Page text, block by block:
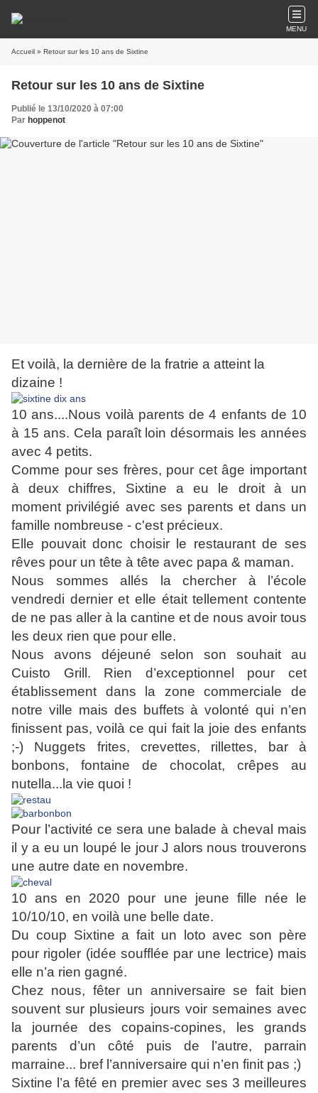
MENU
Accueil » Retour sur les 10 ans de Sixtine
Retour sur les 10 ans de Sixtine
Publié le 13/10/2020 à 07:00
Par hoppenot
Et voilà, la dernière de la fratrie a atteint la
dizaine !
10 ans....Nous voilà parents de 4 enfants de 10
à 15 ans. Cela paraît loin désormais les années
avec 4 petits.
Comme pour ses frères, pour cet âge important
à deux chiffres, Sixtine a eu le droit à un
moment privilégié avec ses parents et dans un
famille nombreuse - c'est précieux.
Elle pouvait donc choisir le restaurant de ses
rêves pour un tête à tête avec papa & maman.
Nous sommes allés la chercher à l’école
vendredi dernier et elle était tellement contente
de ne pas aller à la cantine et de nous avoir tous
les deux rien que pour elle.
Nous avons déjeuné selon son souhait au
Cuisto Grill. Rien d’exceptionnel pour cet
établissement dans la zone commerciale de
notre ville mais des buffets à volonté qui n’en
finissent pas, voilà ce qui fait la joie des enfants
;-) Nuggets frites, crevettes, rillettes, bar à
bonbons, fontaine de chocolat, crêpes au
nutella...la vie quoi !
Pour l’activité ce sera une balade à cheval mais
il y a eu un loupé le jour J alors nous trouverons
une autre date en novembre.
10 ans en 2020 pour une jeune fille née le
10/10/10, en voilà une belle date.
Du coup Sixtine a fait un loto avec son père
pour rigoler (idée soufflée par une lectrice) mais
elle n’a rien gagné.
Chez nous, fêter un anniversaire se fait bien
souvent sur plusieurs jours voir semaines avec
la journée des copains-copines, les grands
parents d’un côté puis de l’autre, parrain
marraine... bref l’anniversaire qui n’en finit pas ;)
Sixtine l’a fêté en premier avec ses 3 meilleures